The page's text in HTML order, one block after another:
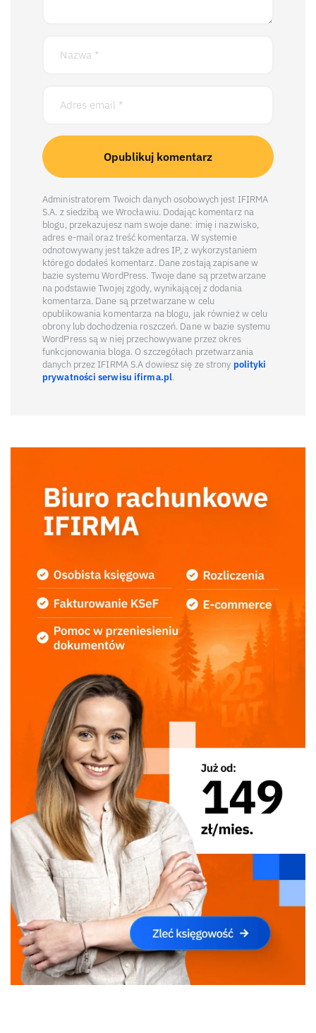
Administratorem Twoich danych osobowych jest IFIRMA
S.A. z siedzibą we Wrocławiu. Dodając komentarz na
blogu, przekazujesz nam swoje dane: imię i nazwisko,
adres e-mail oraz treść komentarza. W systemie
odnotowywany jest także adres IP, z wykorzystaniem
którego dodałeś komentarz. Dane zostają zapisane w
bazie systemu WordPress. Twoje dane są przetwarzane
na podstawie Twojej zgody, wynikającej z dodania
komentarza. Dane są przetwarzane w celu
opublikowania komentarza na blogu, jak również w celu
obrony lub dochodzenia roszczeń. Dane w bazie systemu
WordPress są w niej przechowywane przez okres
funkcjonowania bloga. O szczegółach przetwarzania
danych przez IFIRMA S.A dowiesz się ze strony polityki
prywatności serwisu ifirma.pl.